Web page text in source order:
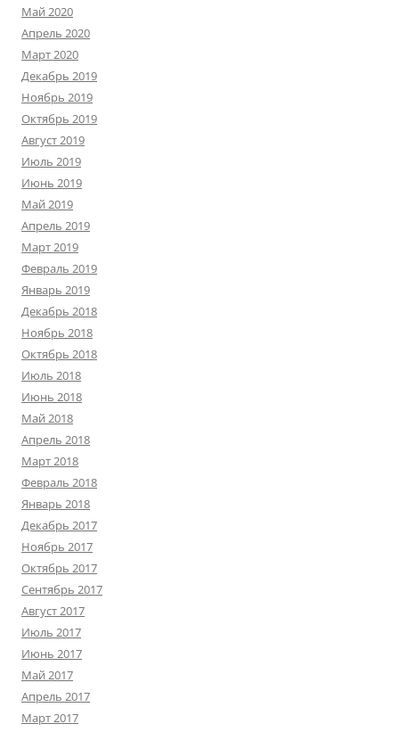
Май 2020
Апрель 2020
Март 2020
Декабрь 2019
Ноябрь 2019
Октябрь 2019
Август 2019
Июль 2019
Июнь 2019
Май 2019
Апрель 2019
Март 2019
Февраль 2019
Январь 2019
Декабрь 2018
Ноябрь 2018
Октябрь 2018
Июль 2018
Июнь 2018
Май 2018
Апрель 2018
Март 2018
Февраль 2018
Январь 2018
Декабрь 2017
Ноябрь 2017
Октябрь 2017
Сентябрь 2017
Август 2017
Июль 2017
Июнь 2017
Май 2017
Апрель 2017
Март 2017